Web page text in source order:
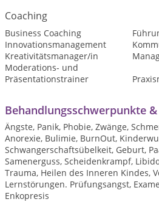
Coaching
Business Coaching
Innovationsmanagement
Kreativitätsmanager/in
Moderations- und
Präsentationstrainer
Behandlungsschwerpunkte
Ängste, Panik, Phobie, Zwänge,
Anorexie, Bulimie, BurnOut,
Schwangerschaftsübelkeit, Geburt,
Samenerguss, Scheidenkrampf,
Trauma, Heilen des Inneren Kindes,
Lernstörungen. Prüfungsangst,
Enkopresis